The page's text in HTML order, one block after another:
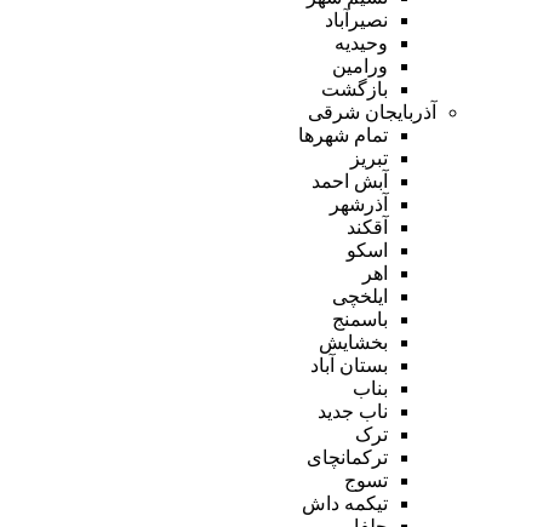
نصیرآباد
وحیدیه
ورامین
بازگشت
آذربایجان شرقی
تمام شهر‌ها
تبریز
آبش احمد
آذرشهر
آقکند
اسکو
اهر
ایلخچی
باسمنج
بخشایش
بستان آباد
بناب
ناب جدید
ترک
ترکمانچای
تسوج
تیکمه داش